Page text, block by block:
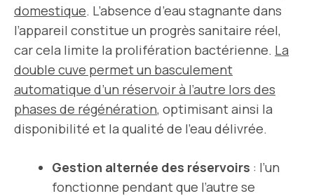
domestique. L’absence d’eau stagnante dans
l’appareil constitue un progrès sanitaire réel,
car cela limite la prolifération bactérienne. La
double cuve permet un basculement
automatique d’un réservoir à l’autre lors des
phases de régénération, optimisant ainsi la
disponibilité et la qualité de l’eau délivrée.
Gestion alternée des réservoirs : l’un
fonctionne pendant que l’autre se